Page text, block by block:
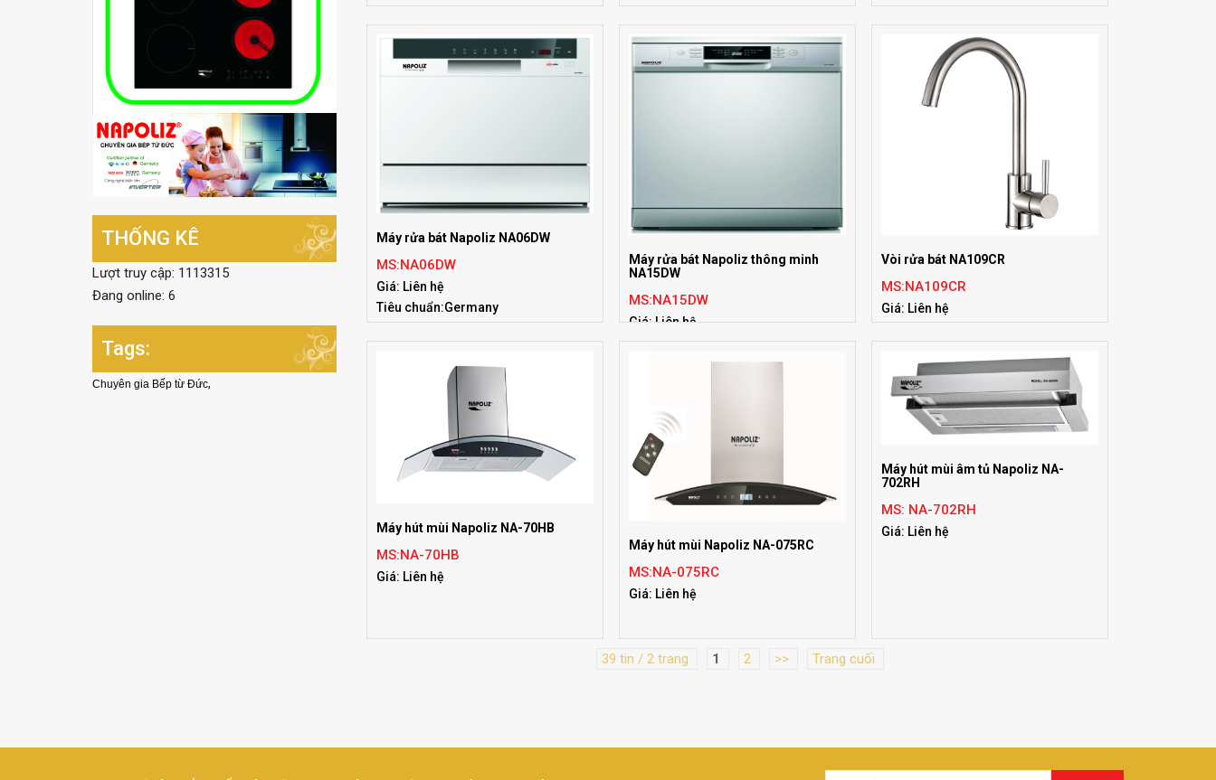
Máy rửa bát Napoliz NA06DW
MS:NA06DW
Giá: Liên hệ
Tiêu chuẩn:Germany
Máy rửa bát Napoliz thông minh
NA15DW
MS:NA15DW
Giá: Liên hệ
Tiêu chuẩn:Germany
Vòi rửa bát NA109CR
MS:NA109CR
Giá: Liên hệ
Máy hút mùi Napoliz NA-70HB
MS:NA-70HB
Giá: Liên hệ
Máy hút mùi Napoliz NA-075RC
MS:NA-075RC
Giá: Liên hệ
Máy hút mùi âm tủ Napoliz NA-
702RH
MS: NA-702RH
Giá: Liên hệ
39 tin / 2 trang 1 2 >> Trang cuối
THỐNG KÊ
Lượt truy cập: 1113315
Đang online: 6
Tags:
Chuyên gia Bếp từ Đức,